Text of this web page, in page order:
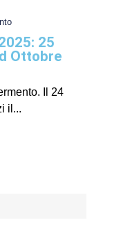
25
Ottobre
Il 24
il...